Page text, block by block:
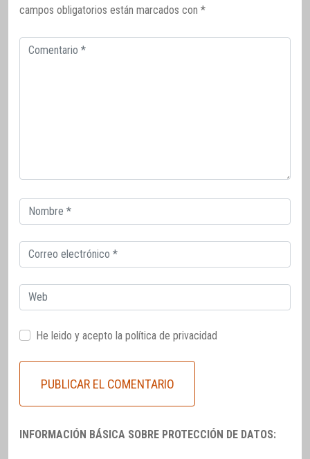
campos obligatorios están marcados con *
Comentario
Correo
electrónico
Correo
electrónico
Web
He leido y acepto la política de privacidad
INFORMACIÓN BÁSICA SOBRE PROTECCIÓN DE DATOS: